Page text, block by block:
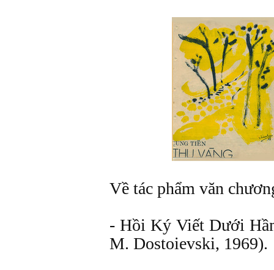
Về tác phẩm văn
- Hồi Ký Viết Dưới
M. Dostoievski, 1969).